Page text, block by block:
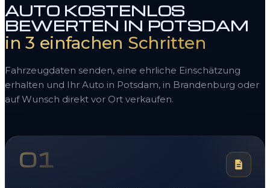
AUTO KOSTENLOS
BEWERTEN IN POTSDAM
in 3 einfachen Schritten
Fahrzeugdaten senden, eine ehrliche Einschätzung
erhalten und Ihr Auto in Potsdam, in Brandenburg oder
auf Wunsch direkt vor Ort verkaufen.
01